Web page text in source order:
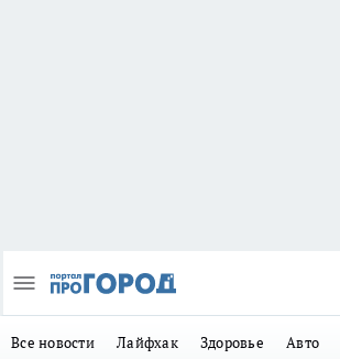
Все новости Лайфхак Здоровье Авто